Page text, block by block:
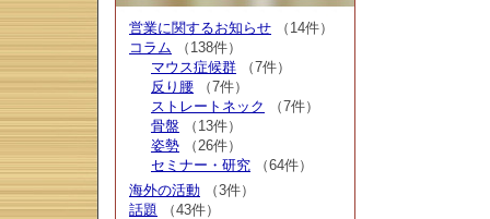
営業に関するお知らせ （14件）
コラム （138件）
マウス症候群 （7件）
反り腰 （7件）
ストレートネック
（7件）
骨盤 （13件）
姿勢 （26件）
セミナー・研究 （64件）
海外の活動 （3件）
話題 （43件）